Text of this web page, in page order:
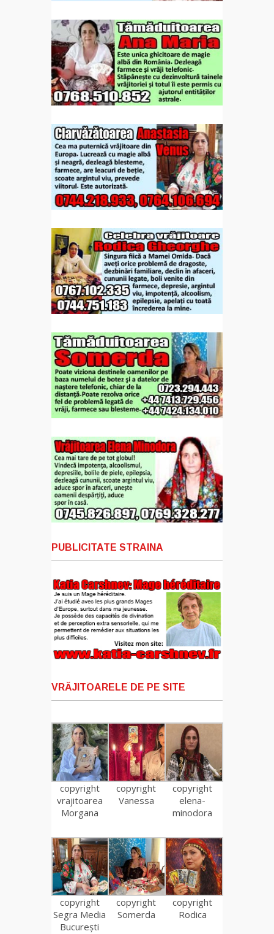
PUBLICITATE STRAINA
VRĂJITOARELE DE PE SITE
copyright
vrajitoarea
Morgana
copyright
Vanessa
copyright
elena-
minodora
copyright
Segra Media
București
copyright
Somerda
copyright
Rodica